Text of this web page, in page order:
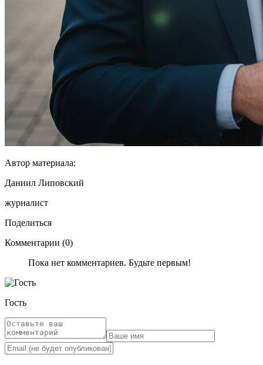
Автор материала:
Даниил Липовский
журналист
Поделиться
Комментарии (0)
Пока нет комментариев. Будьте первым!
Гость